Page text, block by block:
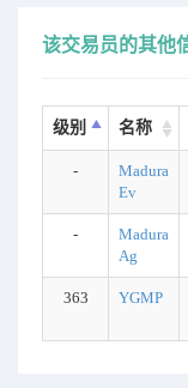
该交易员的其他
级别 名称
-
Madura
Ev
-
Madura
Ag
363 YGMP